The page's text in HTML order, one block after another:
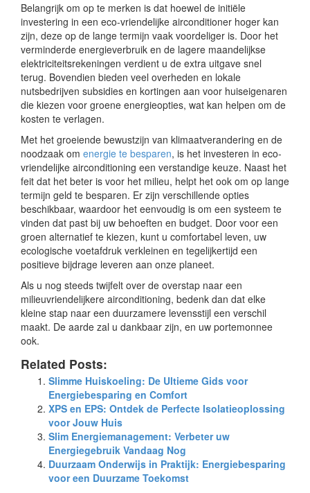
Belangrijk om op te merken is dat hoewel de initiële
investering in een eco-vriendelijke airconditioner hoger kan
zijn, deze op de lange termijn vaak voordeliger is. Door het
verminderde energieverbruik en de lagere maandelijkse
elektriciteitsrekeningen verdient u de extra uitgave snel
terug. Bovendien bieden veel overheden en lokale
nutsbedrijven subsidies en kortingen aan voor huiseigenaren
die kiezen voor groene energieopties, wat kan helpen om de
kosten te verlagen.
Met het groeiende bewustzijn van klimaatverandering en de
noodzaak om energie te besparen, is het investeren in eco-
vriendelijke airconditioning een verstandige keuze. Naast het
feit dat het beter is voor het milieu, helpt het ook om op lange
termijn geld te besparen. Er zijn verschillende opties
beschikbaar, waardoor het eenvoudig is om een systeem te
vinden dat past bij uw behoeften en budget. Door voor een
groen alternatief te kiezen, kunt u comfortabel leven, uw
ecologische voetafdruk verkleinen en tegelijkertijd een
positieve bijdrage leveren aan onze planeet.
Als u nog steeds twijfelt over de overstap naar een
milieuvriendelijkere airconditioning, bedenk dan dat elke
kleine stap naar een duurzamere levensstijl een verschil
maakt. De aarde zal u dankbaar zijn, en uw portemonnee
ook.
Related Posts:
Slimme Huiskoeling: De Ultieme Gids voor
Energiebesparing en Comfort
XPS en EPS: Ontdek de Perfecte Isolatieoplossing
voor Jouw Huis
Slim Energiemanagement: Verbeter uw
Energiegebruik Vandaag Nog
Duurzaam Onderwijs in Praktijk: Energiebesparing
voor een Duurzame Toekomst